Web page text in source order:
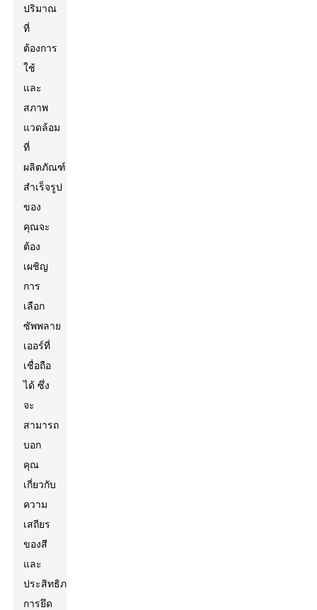
ปริมาณ
ที่
ต้องการ
ใช้
และ
สภาพ
แวดล้อม
ที่
ผลิตภัณฑ์
สำเร็จรูป
ของ
คุณจะ
ต้อง
เผชิญ
การ
เลือก
ซัพพลาย
เออร์ที่
เชื่อถือ
ได้ ซึ่ง
จะ
สามารถ
บอก
คุณ
เกี่ยวกับ
ความ
เสถียร
ของสี
และ
ประสิทธิภาพ
การยึด